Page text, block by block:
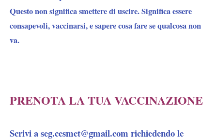
Questo non significa smettere di uscire. Significa essere
consapevoli, vaccinarsi, e sapere cosa fare se qualcosa non
va.
PRENOTA LA TUA VACCINAZIONE
Scrivi a seg.cesmet@gmail.com richiedendo le